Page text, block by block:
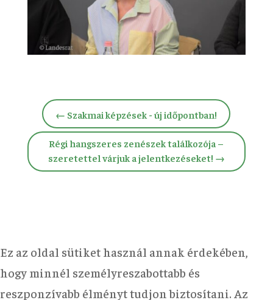
← Szakmai képzések - új időpontban!
Régi hangszeres zenészek találkozója –
szeretettel várjuk a jelentkezéseket! →
Ez az oldal sütiket használ annak érdekében,
hogy minnél személyreszabottabb és
reszponzívabb élményt tudjon biztosítani. Az